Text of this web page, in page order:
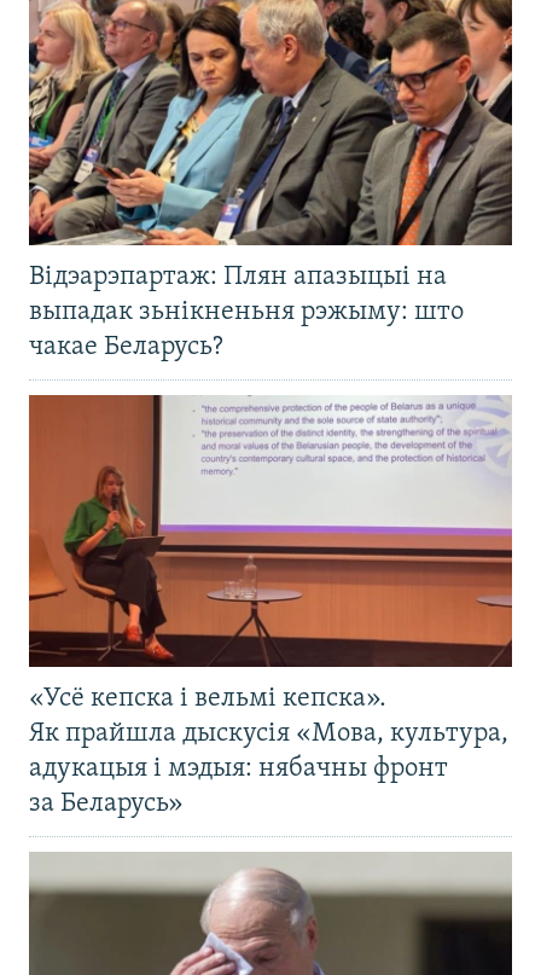
Відэарэпартаж: Плян апазыцыі на
выпадак зьнікненьня рэжыму: што
чакае Беларусь?
«Усё кепска і вельмі кепска».
Як прайшла дыскусія «Мова, культура,
адукацыя і мэдыя: нябачны фронт
за Беларусь»